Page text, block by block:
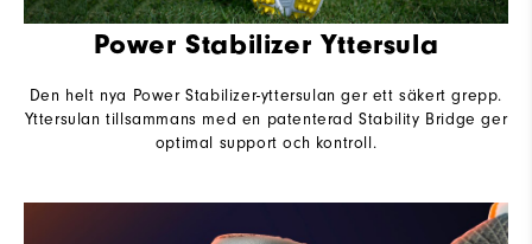
Power Stabilizer Yttersula
Den helt nya Power Stabilizer-yttersulan ger ett säkert grepp.
Yttersulan tillsammans med en patenterad Stability Bridge ger
optimal support och kontroll.